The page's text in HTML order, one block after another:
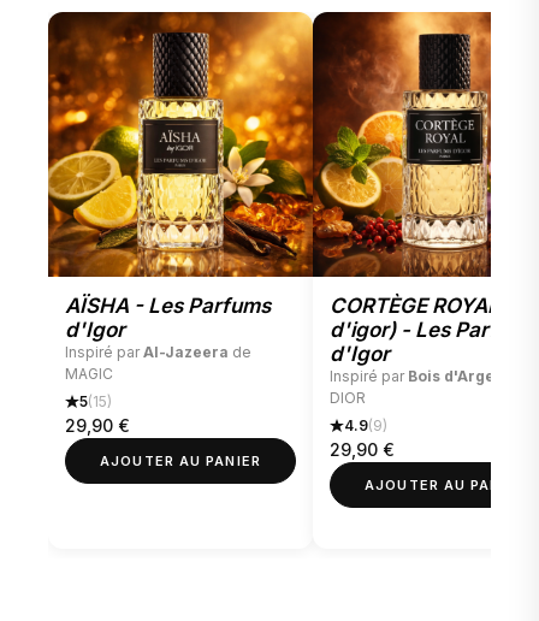
AÏSHA - Les Parfums
d'Igor
Inspiré parAl-Jazeera de
MAGIC
5(15)
29,90 €
AJOUTER AU PANIER
CORTÈGE ROYAL
d'igor) - Les Parfums
d'Igor
Inspiré par Bois d'Argent
DIOR
4.9(9)
29,90 €
AJOUTER AU PANIER